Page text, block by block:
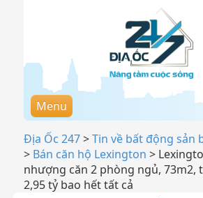
Menu
Địa Ốc 247>Tin về bất động sản
> Bán căn hộ Lexington >
nhượng căn 2 phòng ngủ, 73m2,
2,95 tỷ bao hết tất cả